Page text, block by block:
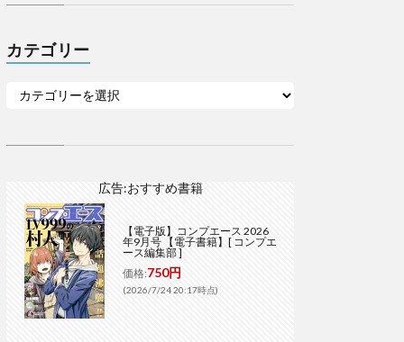
カテゴリー
広告:おすすめ書籍
【電子版】コンプエース 2026
年9月号 【電子書籍】[ コンプエ
ース編集部 ]
価格:750円
(2026/7/24 20:17時点)